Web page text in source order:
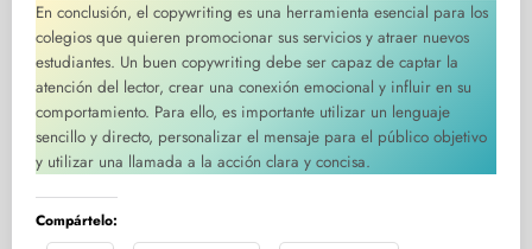
En conclusión, el copywriting es una herramienta esencial para los
colegios que quieren promocionar sus servicios y atraer nuevos
estudiantes. Un buen copywriting debe ser capaz de captar la
atención del lector, crear una conexión emocional y influir en su
comportamiento. Para ello, es importante utilizar un lenguaje
sencillo y directo, personalizar el mensaje para el público objetivo
y utilizar una llamada a la acción clara y concisa.
Compártelo: